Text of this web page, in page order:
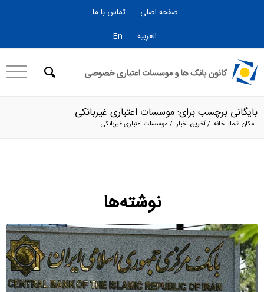
صفحه اصلی
تماس با ما
العربیه
En
بایگانی برچسب برای: موسسات اعتباری غيربانکی
مکان شما: خانه /آخرین اخبار / موسسات اعتباری غيربانکی
نوشته‌ها